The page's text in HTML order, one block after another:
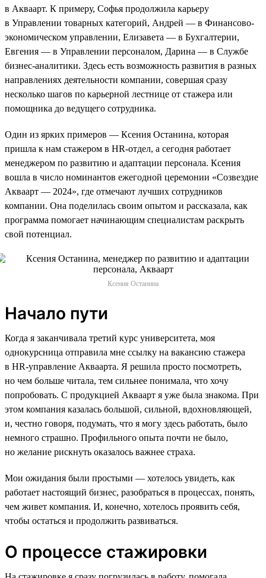
в Акваарт. К примеру, Софья продолжила карьеру
в Управлении товарных категорий, Андрей — в Финансово-
экономическом управлении, Елизавета — в Бухгалтерии,
Евгения — в Управлении персоналом, Дарина — в Службе
бизнес-аналитики. Здесь есть возможность развития в разных
направлениях деятельности компании, совершая сразу
несколько шагов по карьерной лестнице от стажера или
помощника до ведущего сотрудника.
Один из ярких примеров — Ксения Останина, которая
пришла к нам стажером в HR-отдел, а сегодня работает
менеджером по развитию и адаптации персонала. Ксения
вошла в число номинантов ежегодной церемонии «Созвездие
Акваарт — 2024», где отмечают лучших сотрудников
компании. Она поделилась своим опытом и рассказала, как
программа помогает начинающим специалистам раскрыть
свой потенциал.
Ксения Останина
Начало пути
Когда я заканчивала третий курс университета, моя
однокурсница отправила мне ссылку на вакансию стажера
в HR-управление Акваарта. Я решила просто посмотреть,
но чем больше читала, тем сильнее понимала, что хочу
попробовать. С продукцией Акваарт я уже была знакома. При
этом компания казалась большой, сильной, вдохновляющей,
и, честно говоря, подумать, что я могу здесь работать, было
немного страшно. Профильного опыта почти не было,
но желание рискнуть оказалось важнее страха.
Мои ожидания были простыми — хотелось увидеть, как
работает настоящий бизнес, разобраться в процессах, понять,
чем живет компания. И, конечно, хотелось проявить себя,
чтобы остаться и продолжить развиваться.
О процессе стажировки